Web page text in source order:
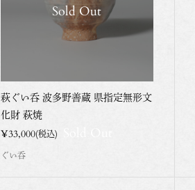
Sold Out
萩ぐい呑 波多野善蔵 県指定無形文
化財 萩焼
¥33,000(税込)
ぐい呑